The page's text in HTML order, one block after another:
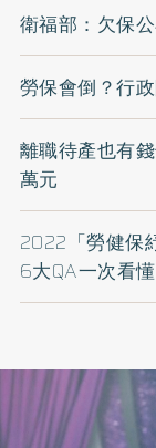
衛福部：欠保
勞保會倒？行
離職待產也有
萬元
2022「勞健保
6大QA一次看懂